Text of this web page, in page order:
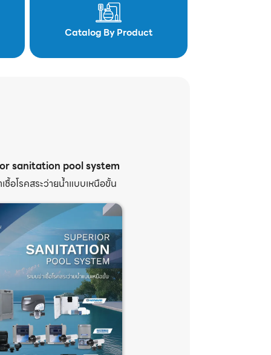
Catalog By Product
sanitation pool system
ชื้อโรคสระว่ายน้ำแบบเหนือขั้น